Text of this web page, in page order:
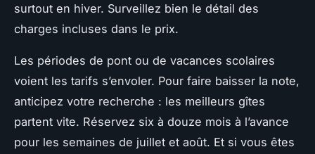
surtout en hiver. Surveillez bien le détail des
charges incluses dans le prix.
Les périodes de pont ou de vacances scolaires
voient les tarifs s’envoler. Pour faire baisser la note,
anticipez votre recherche : les meilleurs gîtes
partent vite. Réservez six à douze mois à l’avance
pour les semaines de juillet et août. Et si vous êtes